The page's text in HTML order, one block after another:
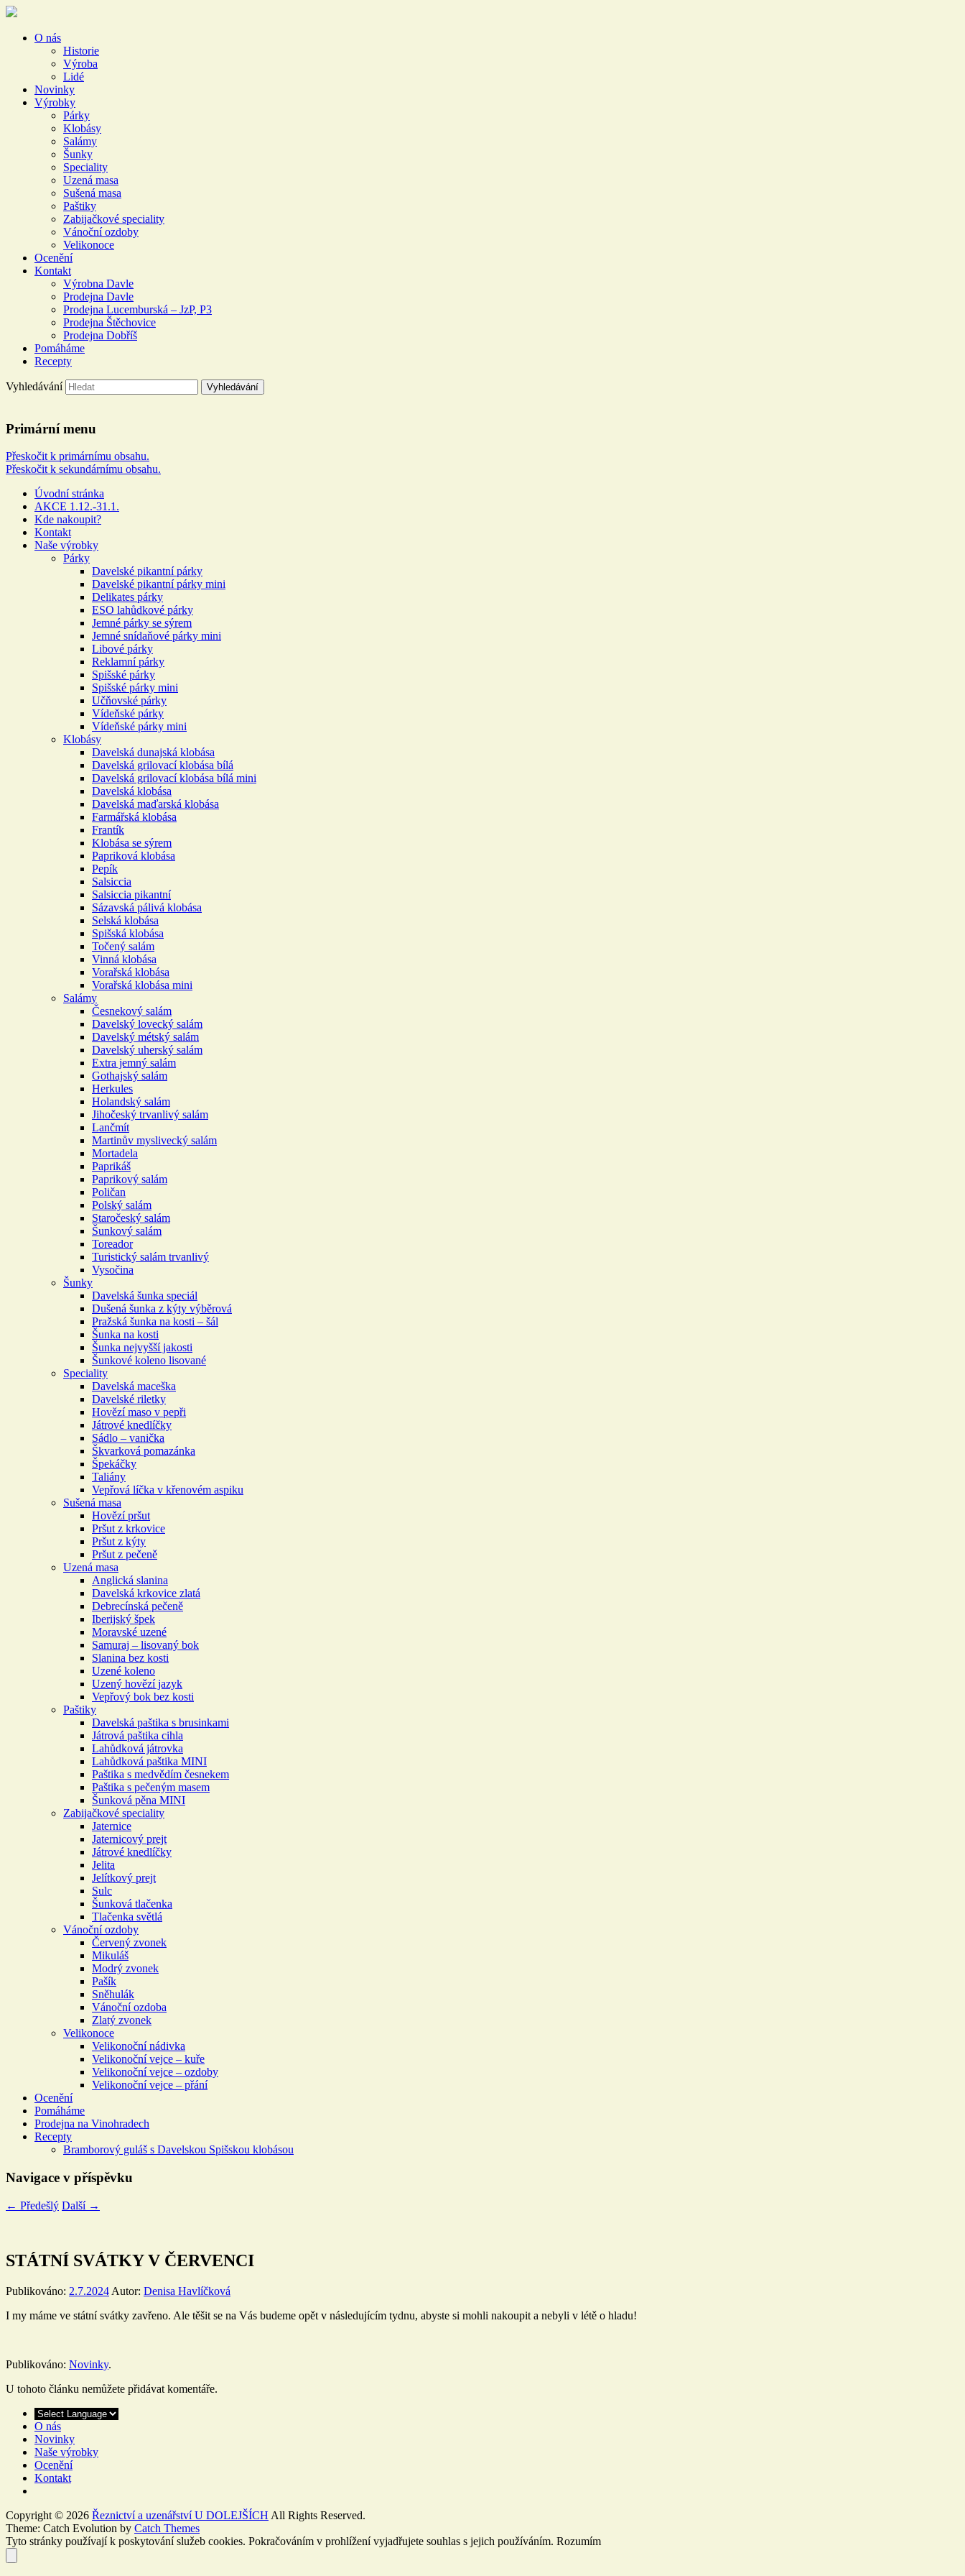
O nás
Historie
Výroba
Lidé
Novinky
Výrobky
Párky
Klobásy
Salámy
Šunky
Speciality
Uzená masa
Sušená masa
Paštiky
Zabijačkové speciality
Vánoční ozdoby
Velikonoce
Ocenění
Kontakt
Výrobna Davle
Prodejna Davle
Prodejna Lucemburská – JzP, P3
Prodejna Štěchovice
Prodejna Dobříš
Pomáháme
Recepty
Vyhledávání
Primární menu
Přeskočit k primárnímu obsahu.
Přeskočit k sekundárnímu obsahu.
Úvodní stránka
AKCE 1.12.-31.1.
Kde nakoupit?
Kontakt
Naše výrobky
Párky
Davelské pikantní párky
Davelské pikantní párky mini
Delikates párky
ESO lahůdkové párky
Jemné párky se sýrem
Jemné snídaňové párky mini
Libové párky
Reklamní párky
Spišské párky
Spišské párky mini
Učňovské párky
Vídeňské párky
Vídeňské párky mini
Klobásy
Davelská dunajská klobása
Davelská grilovací klobása bílá
Davelská grilovací klobása bílá mini
Davelská klobása
Davelská maďarská klobása
Farmářská klobása
Frantík
Klobása se sýrem
Papriková klobása
Pepík
Salsiccia
Salsiccia pikantní
Sázavská pálivá klobása
Selská klobása
Spišská klobása
Točený salám
Vinná klobása
Vorařská klobása
Vorařská klobása mini
Salámy
Česnekový salám
Davelský lovecký salám
Davelský métský salám
Davelský uherský salám
Extra jemný salám
Gothajský salám
Herkules
Holandský salám
Jihočeský trvanlivý salám
Lančmít
Martinův myslivecký salám
Mortadela
Paprikáš
Paprikový salám
Poličan
Polský salám
Staročeský salám
Šunkový salám
Toreador
Turistický salám trvanlivý
Vysočina
Šunky
Davelská šunka speciál
Dušená šunka z kýty výběrová
Pražská šunka na kosti – šál
Šunka na kosti
Šunka nejvyšší jakosti
Šunkové koleno lisované
Speciality
Davelská maceška
Davelské riletky
Hovězí maso v pepři
Játrové knedlíčky
Sádlo – vanička
Škvarková pomazánka
Špekáčky
Taliány
Vepřová líčka v křenovém aspiku
Sušená masa
Hovězí pršut
Pršut z krkovice
Pršut z kýty
Pršut z pečeně
Uzená masa
Anglická slanina
Davelská krkovice zlatá
Debrecínská pečeně
Iberijský špek
Moravské uzené
Samuraj – lisovaný bok
Slanina bez kosti
Uzené koleno
Uzený hovězí jazyk
Vepřový bok bez kosti
Paštiky
Davelská paštika s brusinkami
Játrová paštika cihla
Lahůdková játrovka
Lahůdková paštika MINI
Paštika s medvědím česnekem
Paštika s pečeným masem
Šunková pěna MINI
Zabijačkové speciality
Jaternice
Jaternicový prejt
Játrové knedlíčky
Jelita
Jelítkový prejt
Sulc
Šunková tlačenka
Tlačenka světlá
Vánoční ozdoby
Červený zvonek
Mikuláš
Modrý zvonek
Pašík
Sněhulák
Vánoční ozdoba
Zlatý zvonek
Velikonoce
Velikonoční nádivka
Velikonoční vejce – kuře
Velikonoční vejce – ozdoby
Velikonoční vejce – přání
Ocenění
Pomáháme
Prodejna na Vinohradech
Recepty
Bramborový guláš s Davelskou Spišskou klobásou
Navigace v příspěvku
← Předešlý Další →
STÁTNÍ SVÁTKY V ČERVENCI
Publikováno: 2.7.2024 Autor: Denisa Havlíčková
I my máme ve státní svátky zavřeno. Ale těšit se na Vás budeme opět v následujícím tydnu, abyste si mohli nakoupit a nebyli v létě o hladu!
Publikováno: Novinky.
U tohoto článku nemůžete přidávat komentáře.
O nás
Novinky
Naše výrobky
Ocenění
Kontakt
Copyright © 2026 Řeznictví a uzenářství U DOLEJŠÍCH All Rights Reserved.
Theme: Catch Evolution by Catch Themes
Tyto stránky používají k poskytování služeb cookies. Pokračováním v prohlížení vyjadřujete souhlas s jejich používáním. Rozumím